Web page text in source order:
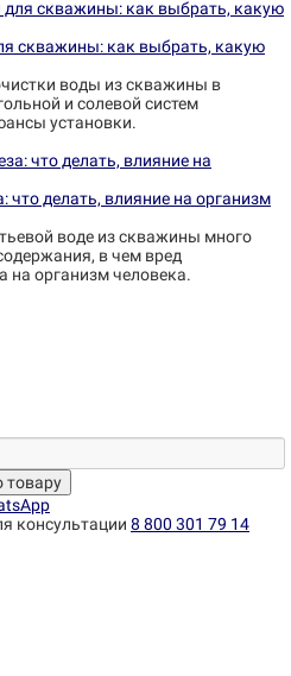
скважины: как выбрать, какую
воды из скважины в
и солевой систем
установки.
что делать, влияние на организм
воде из скважины много
в чем вред
на организм человека.
товару
консультации 8 800 301 79 14